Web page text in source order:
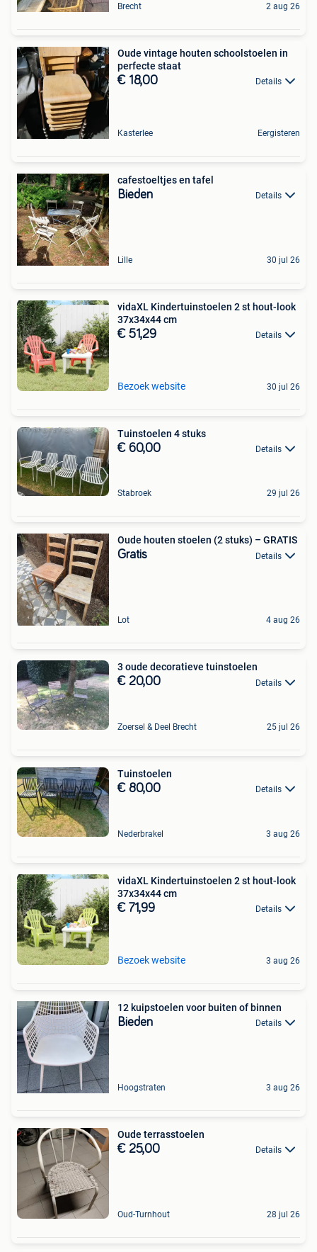
Brecht 2 aug 26
Oude vintage houten schoolstoelen in
perfecte staat
€ 18,00 Details
Kasterlee Eergisteren
cafestoeltjes en tafel
Bieden Details
Lille 30 jul 26
vidaXL Kindertuinstoelen 2 st hout-look
37x34x44 cm
€ 51,29 Details
Bezoek website 30 jul 26
Tuinstoelen 4 stuks
€ 60,00 Details
Stabroek 29 jul 26
Oude houten stoelen (2 stuks) – GRATIS
Gratis Details
Lot 4 aug 26
3 oude decoratieve tuinstoelen
€ 20,00 Details
Zoersel & Deel Brecht 25 jul 26
Tuinstoelen
€ 80,00 Details
Nederbrakel 3 aug 26
vidaXL Kindertuinstoelen 2 st hout-look
37x34x44 cm
€ 71,99 Details
Bezoek website 3 aug 26
12 kuipstoelen voor buiten of binnen
Bieden Details
Hoogstraten 3 aug 26
Oude terrasstoelen
€ 25,00 Details
Oud-Turnhout 28 jul 26